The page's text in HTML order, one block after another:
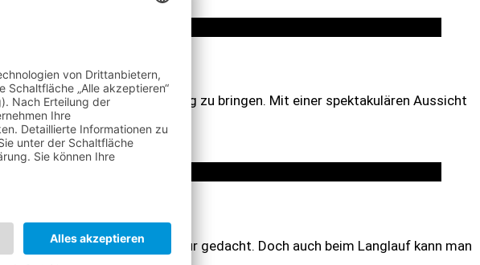
Abwechslung in Ihren Alltag zu bringen. Mit einer spektakulären Aussicht
Genießer der schönen Natur gedacht. Doch auch beim Langlauf kann man